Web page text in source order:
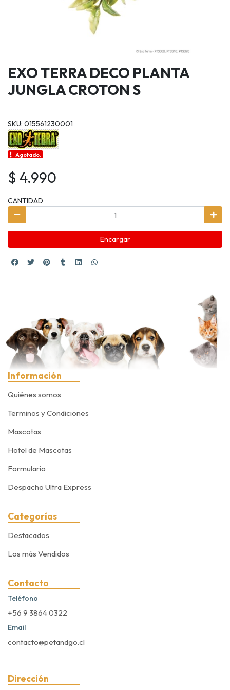
EXO TERRA DECO PLANTA
JUNGLA CROTON S
SKU: 015561230001
Agotado.
$ 4.990
CANTIDAD
Encargar
Información
Quiénes somos
Terminos y Condiciones
Mascotas
Hotel de Mascotas
Formulario
Despacho Ultra Express
Categorías
Destacados
Los más Vendidos
Contacto
Teléfono
+56 9 3864 0322
Email
contacto@petandgo.cl
Dirección